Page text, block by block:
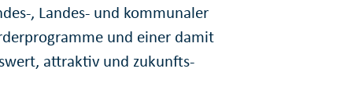
, Landes- und kommunaler
und einer damit
attraktiv und zukunfts­